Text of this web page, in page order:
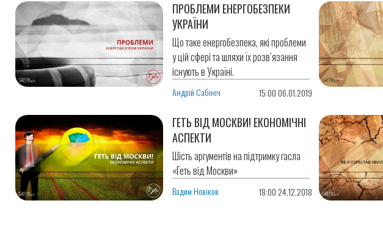
ПРОБЛЕМИ ЕНЕРГОБЕЗПЕКИ
УКРАЇНИ
Що таке енергобезпека, які проблеми
у цій сфері та шляхи їх розв’язання
існують в Україні.
Андрій Сабініч 15:00 06.01.2019
ГЕТЬ ВІД МОСКВИ! ЕКОНОМІЧНІ
АСПЕКТИ
Шість аргументів на підтримку гасла
«Геть від Москви»
Вадим Новіков 18:00 24.12.2018